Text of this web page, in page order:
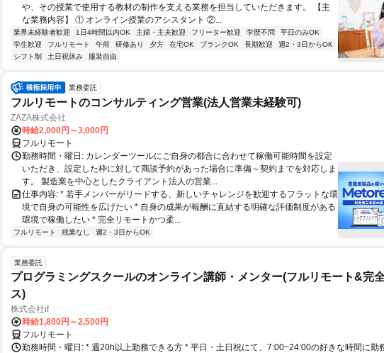
や、その授業で使用する教材の制作を支える業務を担当していただきます。 【主
な業務内容】 ① オンライン授業のアシスタント ②...
業界未経験者歓迎 1日4時間以内OK 主婦・主夫歓迎 フリーター歓迎 学歴不問
平日のみOK
学生歓迎
フルリモート 午前 研修あり 夕方 在宅OK ブランクOK 長期歓迎
週2・3日からOK
シフト制
土日祝休み 服装自由
業務委託
フルリモートのコンサルティング営業(法人営業未経験可)
ZAZA株式会社
時給2,000円～3,000円
フルリモート
勤務時間・曜日: カレンダーツールにご自身の都合に合わせて稼働可能時間を設定
いただき、設定した枠に対して商談予約があった場合に準備～契約までを対応しま
す。 製造業を中心としたクライアント法人の営業...
仕事内容: * 若手メンバーがリードする、新しいチャレンジを歓迎するフラットな環
境で自身の可能性を広げたい * 自身の成果が報酬に直結する明確な評価制度がある
環境で稼働したい * 完全リモートかつ柔...
フルリモート 残業なし 週2・3日からOK
業務委託
プログラミングスクールのオンライン講師・メンター(フルリモート&完
ス)
株式会社if
時給1,800円～2,500円
フルリモート
勤務時間・曜日: * 週20h以上勤務できる方 * 平日・土日祝にて、7:00~24:00の好きな時間に勤